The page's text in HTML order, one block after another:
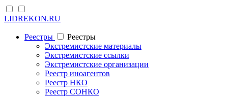
LIDREKON.RU
Реестры
Реестры
Экстремистские материалы
Экстремистские ссылки
Экстремистские организации
Реестр иноагентов
Реестр НКО
Реестр СОНКО